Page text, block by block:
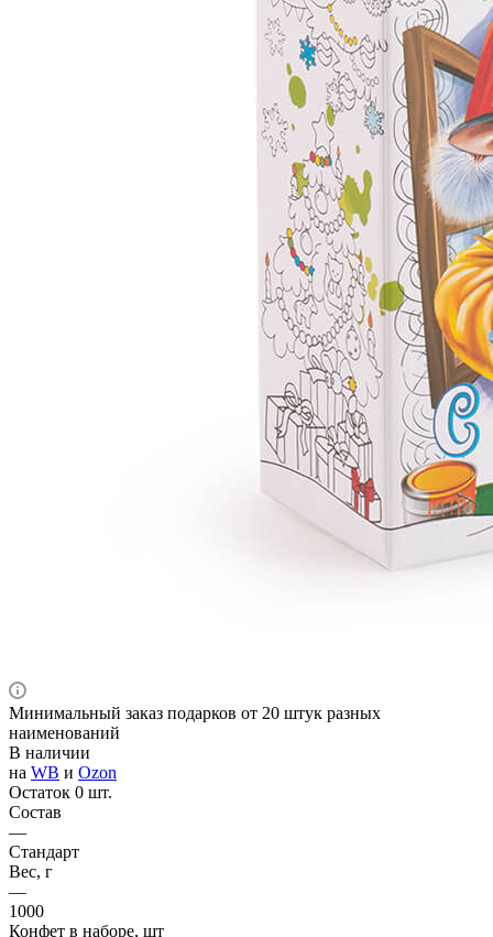
Минимальный заказ подарков от 20 штук разных
наименований
В наличии
на WB и Ozon
Остаток 0 шт.
Состав
—
Стандарт
Вес, г
—
1000
Конфет в наборе, шт